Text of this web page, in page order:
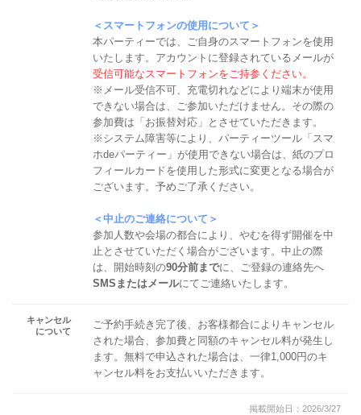
＜スマートフォンの使用について＞
本パーティーでは、ご自身のスマートフォンを使用
いたします。アカウントに登録されているメールが
受信可能なスマートフォンをご持参ください。
※メール受信不可、充電切れなどにより端末が使用
できない場合は、ご参加いただけません。その際の
参加費は「お振替対応」とさせていただきます。
※システム障害等により、パーティーツール「スマ
ホdeパーティー」が使用できない場合は、紙のプロ
フィールカードを使用した形式に変更となる場合が
ございます。予めご了承ください。
＜中止のご連絡について＞
参加人数や会場の都合により、やむを得ず開催を中
止とさせていただく場合がございます。中止の際
は、開始時刻の90分前までに、ご登録の連絡先へ
SMSまたはメールにてご連絡いたします。
キャンセル
について
ご予約手続き完了後、お客様都合によりキャンセル
された場合、参加費と同額のキャンセル料が発生し
ます。無料で申込された場合は、一律1,000円のキ
ャンセル料をお支払いいただきます。
掲載開始日：2026/3/27